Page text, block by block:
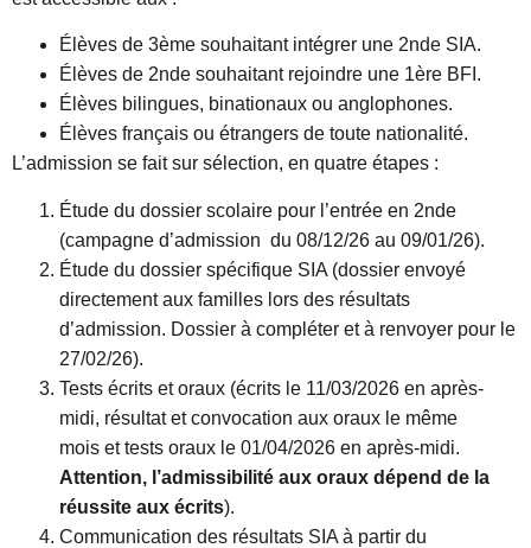
Élèves de 3ème souhaitant intégrer une 2nde SIA.
Élèves de 2nde souhaitant rejoindre une 1ère BFI.
Élèves bilingues, binationaux ou anglophones.
Élèves français ou étrangers de toute nationalité.
L’admission se fait sur sélection, en quatre étapes :
Étude du dossier scolaire pour l’entrée en 2nde
(campagne d’admission du 08/12/26 au 09/01/26).
Étude du dossier spécifique SIA (dossier envoyé
directement aux familles lors des résultats
d’admission. Dossier à compléter et à renvoyer pour le
27/02/26).
Tests écrits et oraux (écrits le 11/03/2026 en après-
midi, résultat et convocation aux oraux le même
mois et tests oraux le 01/04/2026 en après-midi.
Attention, l’admissibilité aux oraux dépend de la
réussite aux écrits).
Communication des résultats SIA à partir du